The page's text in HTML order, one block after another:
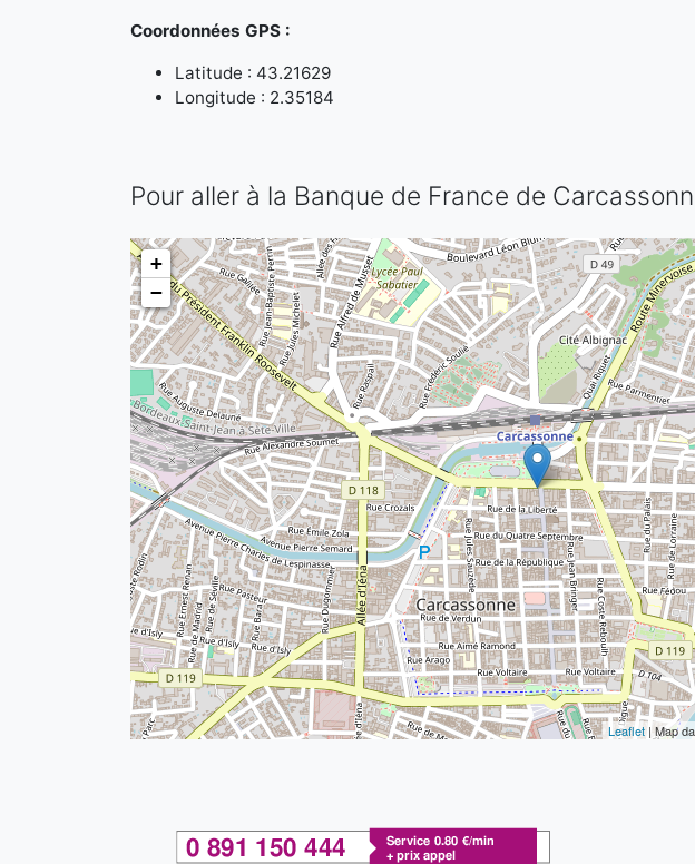
Coordonnées GPS :
Latitude : 43.21629
Longitude : 2.35184
Pour aller à la Banque de France de
+
−
Leaflet | Map